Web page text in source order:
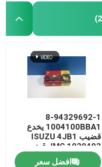
8-94329692-1
1004100BBA1 يخدع
قضيب ISUZU 4JB1
JMC 1030493 قضيب
توصيل المحرك
افضل سعر